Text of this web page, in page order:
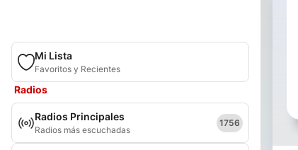
Mi Lista
Favoritos y Recientes
Radios
Radios Principales
Radios más escuchadas
1756